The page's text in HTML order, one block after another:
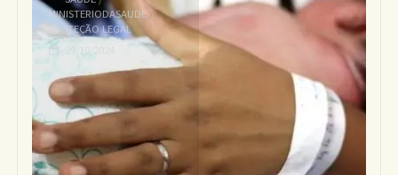
SMAM
2025"
MINISTERIODASAUDE /
PROTEÇÃO LEGAL